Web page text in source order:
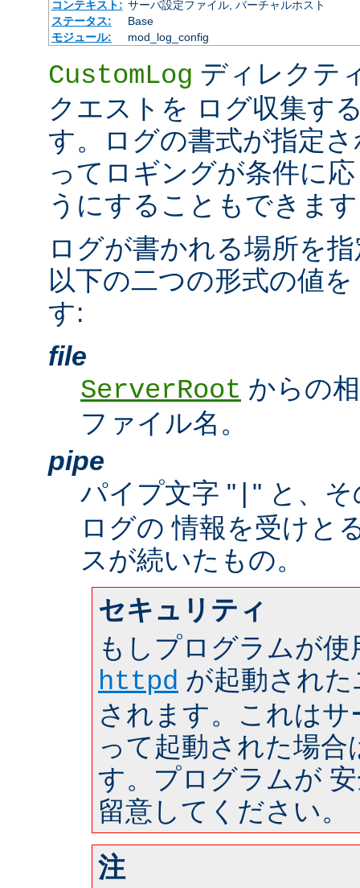
コンテキスト: サーバ設定ファイル, バーチャルホスト
ステータス:
Base
モジュール:
mod_log_config
CustomLog ディレクテ
クエストを ログ収集す
す。ログの書式が指定
ってロギングが条件に
うにすることもできま
ログが書かれる場所を
以下の二つの形式の値
す:
file
ServerRoot からの
ファイル名。
pipe
パイプ文字 " " と、
ログの 情報を受けと
スが続いたもの。
セキュリティ
もしプログラムが
httpd が起動され
されます。これは
って起動された場合
す。プログラムが
留意してください。
注